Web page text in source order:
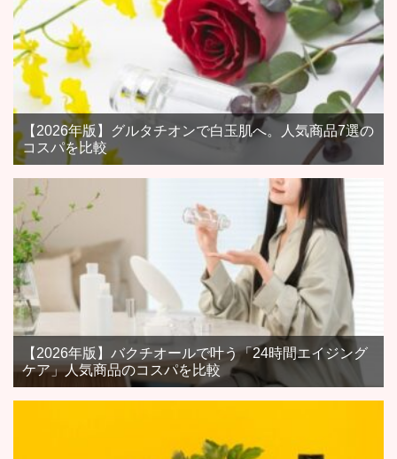
【2026年版】グルタチオンで白玉肌へ。人気商品7選の
コスパを比較
【2026年版】バクチオールで叶う「24時間エイジング
ケア」人気商品のコスパを比較